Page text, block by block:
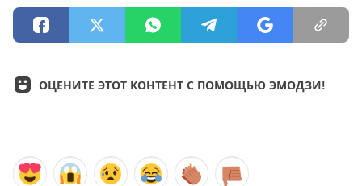
ОЦЕНИТЕ ЭТОТ КОНТЕНТ С ПОМОЩЬЮ ЭМОДЗИ!